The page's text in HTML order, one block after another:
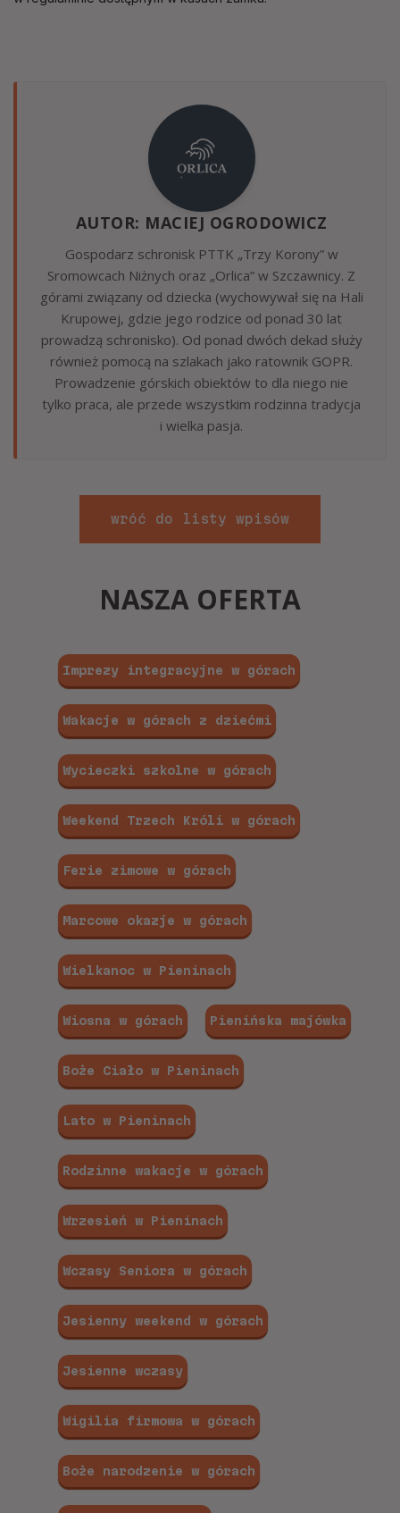
AUTOR: MACIEJ OGRODOWICZ
Gospodarz schronisk PTTK „Trzy Korony” w
Sromowcach Niżnych oraz „Orlica” w Szczawnicy. Z
górami związany od dziecka (wychowywał się na Hali
Krupowej, gdzie jego rodzice od ponad 30 lat
prowadzą schronisko). Od ponad dwóch dekad służy
również pomocą na szlakach jako ratownik GOPR.
Prowadzenie górskich obiektów to dla niego nie
tylko praca, ale przede wszystkim rodzinna tradycja
i wielka pasja.
wróć do listy wpisów
NASZA OFERTA
Imprezy integracyjne w górach
Wakacje w górach z dziećmi
Wycieczki szkolne w górach
Weekend Trzech Króli w górach
Ferie zimowe w górach
Marcowe okazje w górach
Wielkanoc w Pieninach
Wiosna w górach Pienińska majówka
Boże Ciało w Pieninach
Lato w Pieninach
Rodzinne wakacje w górach
Wrzesień w Pieninach
Wczasy Seniora w górach
Jesienny weekend w górach
Jesienne wczasy
Wigilia firmowa w górach
Boże narodzenie w górach